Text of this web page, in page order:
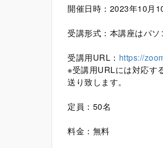
開催日時：2023年10月
受講形式：本講座はパ
受講用URL： https://
※受講用URLには対応す
送り致します。
定員：50名
料金：無料